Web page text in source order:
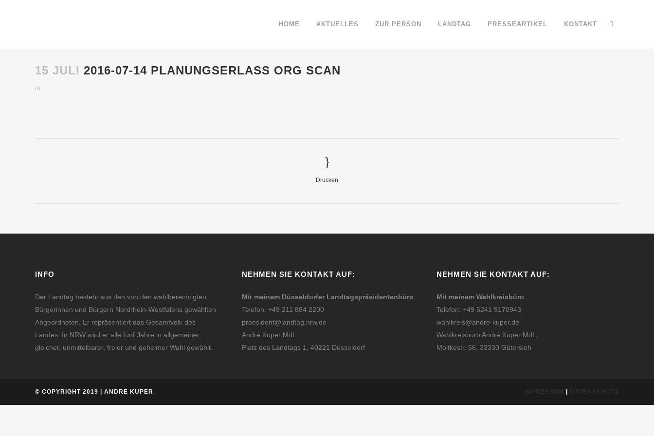
HOME AKTUELLES ZUR PERSON LANDTAG PRESSEARTIKEL KONTAKT
15 JULI 2016-07-14 PLANUNGSERLASS ORG SCAN
in
Drucken
INFO
Der Landtag besteht aus den von den wahlberechtigten
Bürgerinnen und Bürgern Nordrhein-Westfalens gewählten
Abgeordneten. Er repräsentiert das Gesamtvolk des
Landes. In NRW wird er alle fünf Jahre in allgemeiner,
gleicher, unmittelbarer, freier und geheimer Wahl gewählt.
NEHMEN SIE KONTAKT AUF:
Mit meinem Düsseldorfer Landtagspräsidentenbüro
Telefon: +49 211 884 2200
praesident@landtag.nrw.de
André Kuper MdL,
Platz des Landtags 1, 40221 Düsseldorf
NEHMEN SIE KONTAKT AUF:
Mit meinem Wahlkreisbüro
Telefon: +49 5241 9170943
wahlkreis@andre-kuper.de
Wahlkreisbüro André Kuper MdL,
Moltkestr. 56, 33330 Gütersloh
© COPYRIGHT 2019 | ANDRE KUPER